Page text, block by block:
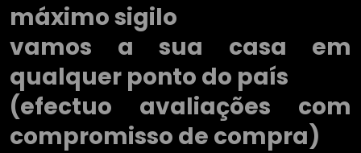
máximo sigilo
vamos a sua casa em
qualquer ponto do país
(efectuo avaliações com
compromisso de compra)